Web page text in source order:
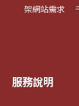
架網站需求 千
服務說明